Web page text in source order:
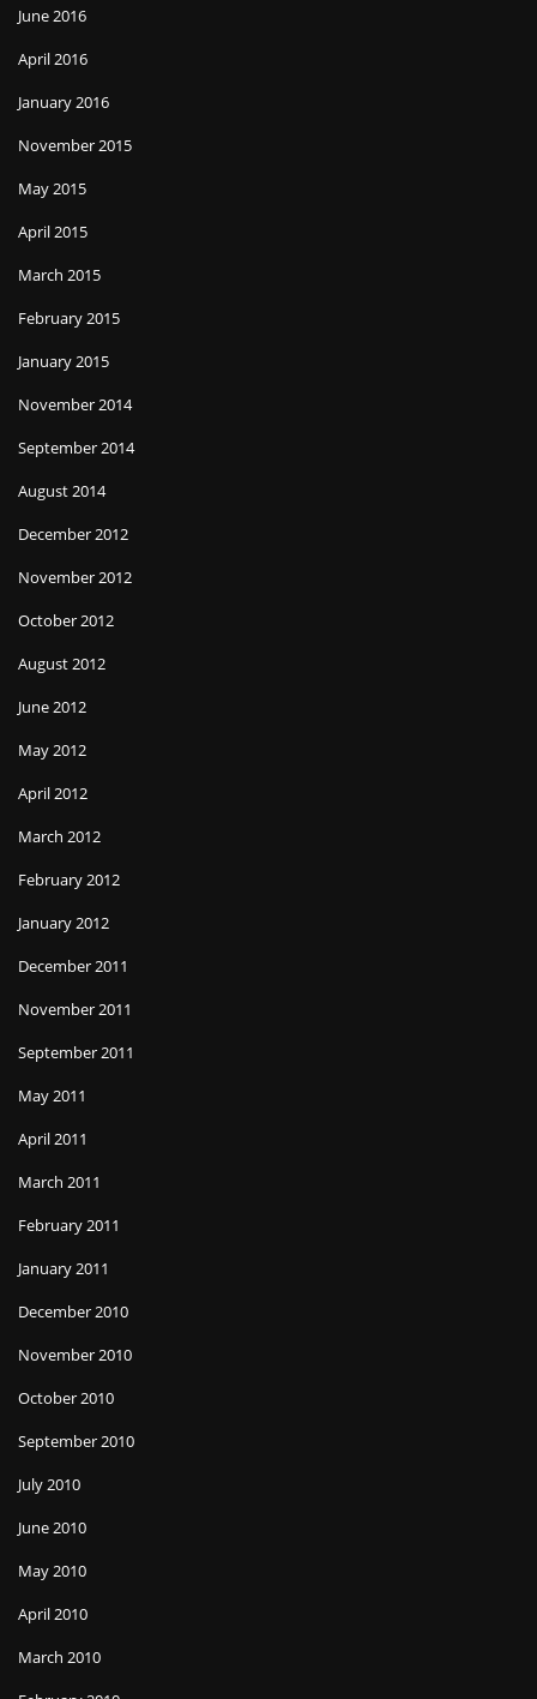
June 2016
April 2016
January 2016
November 2015
May 2015
April 2015
March 2015
February 2015
January 2015
November 2014
September 2014
August 2014
December 2012
November 2012
October 2012
August 2012
June 2012
May 2012
April 2012
March 2012
February 2012
January 2012
December 2011
November 2011
September 2011
May 2011
April 2011
March 2011
February 2011
January 2011
December 2010
November 2010
October 2010
September 2010
July 2010
June 2010
May 2010
April 2010
March 2010